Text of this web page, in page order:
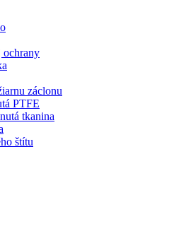
ochrany
záclonu
PTFE
tkanina
štítu